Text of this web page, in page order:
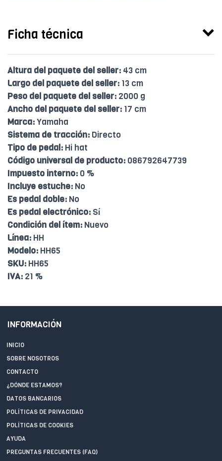
Ficha técnica
Altura del paquete del seller: 43 cm
Largo del paquete del seller: 13 cm
Peso del paquete del seller: 2000 g
Ancho del paquete del seller: 17 cm
Marca:Yamaha
Sistema de tracción: Directo
Tipo de pedal: Hi hat
Código universal de producto: 086792647739
Impuesto interno: 0 %
Incluye estuche: No
Es pedal doble: No
Es pedal electrónico: Sí
Condición del ítem: Nuevo
Línea: HH
Modelo: HH65
SKU: HH65
IVA: 21 %
INFORMACIÓN
INICIO
SOBRE NOSOTROS
CONTACTO
¿DÓNDE ESTAMOS?
DATOS BANCARIOS
POLÍTICAS DE PRIVACIDAD
POLÍTICAS DE COOKIES
AYUDA
PREGUNTAS FRECUENTES (FAQ)